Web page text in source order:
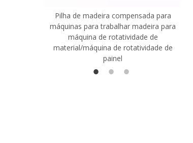
Pilha de madeira compensada para
máquinas para trabalhar madeira para
máquina de rotatividade de
material/máquina de rotatividade de
painel